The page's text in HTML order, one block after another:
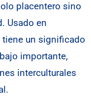
placentero sino
Usado en
un significado
importante,
interculturales